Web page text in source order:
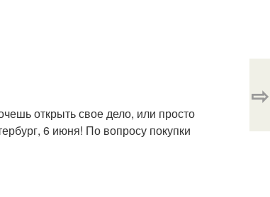
открыть свое дело, или просто
6 июня! По вопросу покупки
⇨